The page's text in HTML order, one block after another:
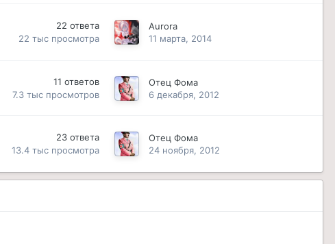
22 ответа
22 тыс просмотра
Aurora
11 марта, 2014
11 ответов
7.3 тыс просмотров
Отец Фома
6 декабря, 2012
23 ответа
13.4 тыс просмотра
Отец Фома
24 ноября, 2012